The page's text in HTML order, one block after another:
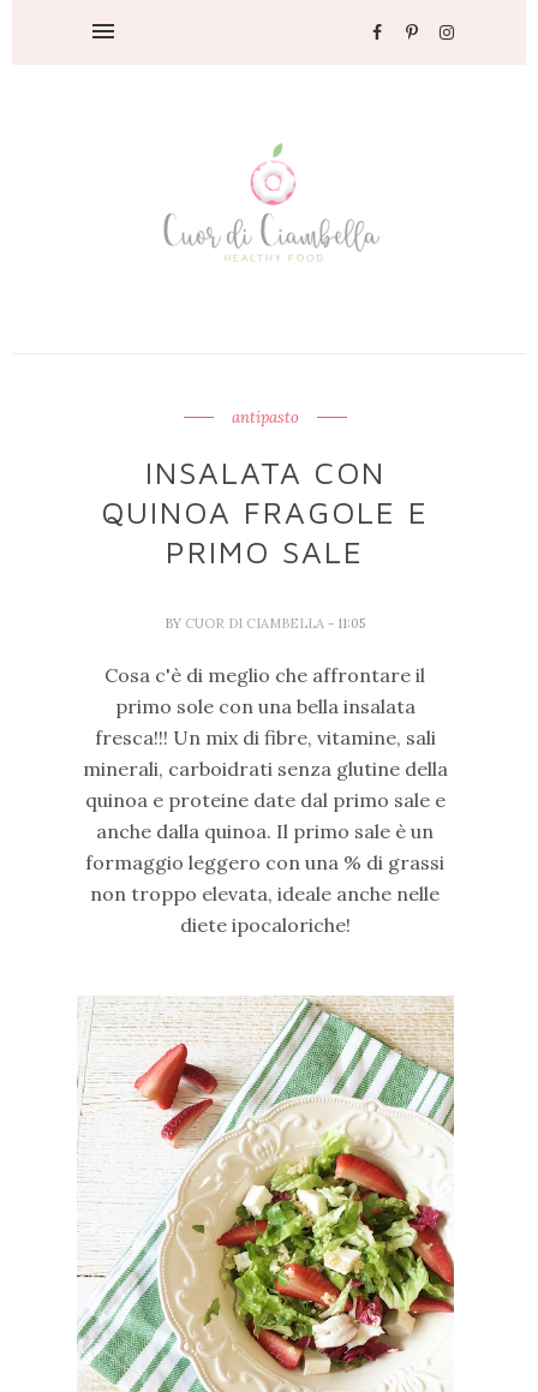
antipasto
INSALATA CON
QUINOA FRAGOLE E
PRIMO SALE
BY CUOR DI CIAMBELLA - 11:05
Cosa c'è di meglio che affrontare il
primo sole con una bella insalata
fresca!!! Un mix di fibre, vitamine, sali
minerali, carboidrati senza glutine della
quinoa e proteine date dal primo sale e
anche dalla quinoa. Il primo sale è un
formaggio leggero con una % di grassi
non troppo elevata, ideale anche nelle
diete ipocaloriche!